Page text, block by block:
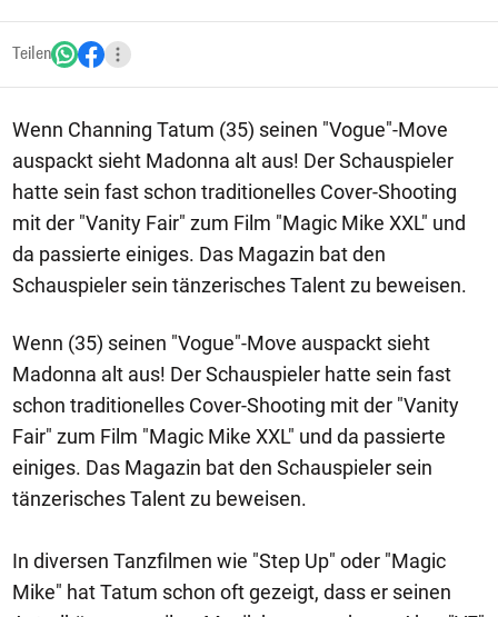
Teilen
Wenn Channing Tatum (35) seinen "Vogue"-Move
auspackt sieht Madonna alt aus! Der Schauspieler
hatte sein fast schon traditionelles Cover-Shooting
mit der "Vanity Fair" zum Film "Magic Mike XXL" und
da passierte einiges. Das Magazin bat den
Schauspieler sein tänzerisches Talent zu beweisen.
Wenn (35) seinen "Vogue"-Move auspackt sieht
Madonna alt aus! Der Schauspieler hatte sein fast
schon traditionelles Cover-Shooting mit der "Vanity
Fair" zum Film "Magic Mike XXL" und da passierte
einiges. Das Magazin bat den Schauspieler sein
tänzerisches Talent zu beweisen.
In diversen Tanzfilmen wie "Step Up" oder "Magic
Mike" hat Tatum schon oft gezeigt, dass er seinen